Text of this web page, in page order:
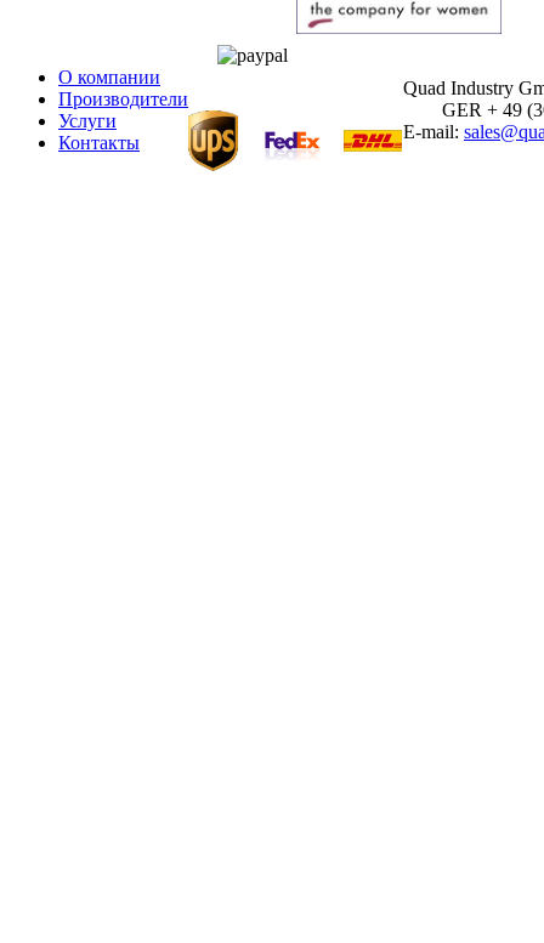
О компании
Производители
Услуги
Контакты
Quad Industry
GER + 49
E-mail: